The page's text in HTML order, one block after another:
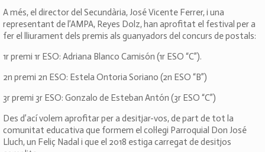
A més, el director del Secundària, José Vicente Ferrer, i una
representant de l’AMPA, Reyes Dolz, han aprofitat el festival per a
fer el lliurament dels premis als guanyadors del concurs de postals:
1r premi 1r ESO: Adriana Blanco Camisón (1r ESO “C”).
2n premi 2n ESO: Estela Ontoria Soriano (2n ESO “B”)
3r premi 3r ESO: Gonzalo de Esteban Antón (3r ESO “C”)
Des d’ací volem aprofitar per a desitjar-vos, de part de tot la
comunitat educativa que formem el col·legi Parroquial Don José
Lluch, un Feliç Nadal i que el 2018 estiga carregat de desitjos